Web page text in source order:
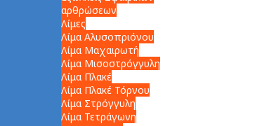
αρθρώσεων
Λίμες
Λίμα Αλυσοπριόνου
Λίμα Μαχαιρωτή
Λίμα Μισοστρόγγυλη
Λίμα Πλακέ
Λίμα Πλακέ Τόρνου
Λίμα Στρόγγυλη
Λίμα Τετράγωνη